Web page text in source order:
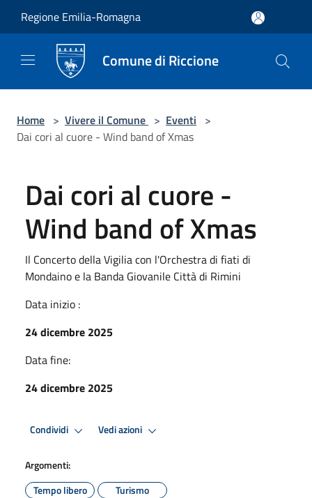
Regione Emilia-Romagna
Comune di Riccione
Home > Vivere il Comune > Eventi >
Dai cori al cuore - Wind band of Xmas
Dai cori al cuore -
Wind band of Xmas
Il Concerto della Vigilia con l'Orchestra di fiati di
Mondaino e la Banda Giovanile Città di Rimini
Data inizio :
24 dicembre 2025
Data fine:
24 dicembre 2025
Condividi Vedi azioni
Argomenti:
Tempo libero
Turismo